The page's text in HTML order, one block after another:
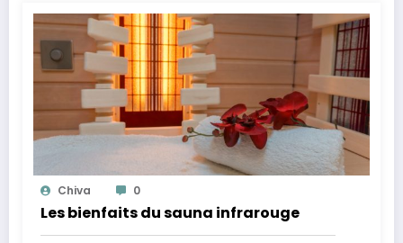
Chiva 0
Les bienfaits du sauna infrarouge